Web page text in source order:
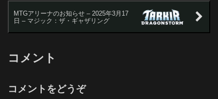
MTGアリーナのお知らせ – 2025年3月17
日 – マジック：ザ・ギャザリング
コメント
コメントをどうぞ